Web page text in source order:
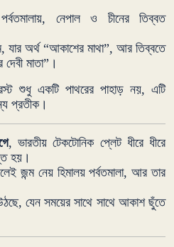
নেপাল ও চীনের তিব্বত
যার অর্থ “আকাশের মাথা”, আর তিব্বতে
দেবী মাতা”।
শুধু একটি পাথরের পাহাড় নয়, এটি
প্রতীক।
, ভারতীয় টেকটোনিক প্লেট ধীরে ধীরে
হয়।
জন্ম নেয় হিমালয় পর্বতমালা, আর তার
যেন সময়ের সাথে সাথে আকাশ ছুঁতে